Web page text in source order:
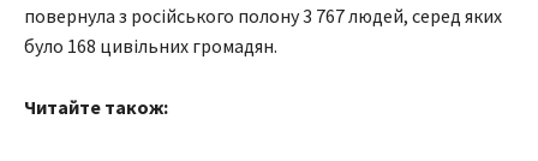
повернула з російського полону 3 767 людей, серед яких
було 168 цивільних громадян.
Читайте також: